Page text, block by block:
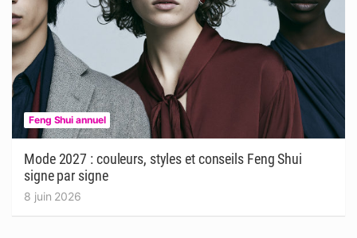
Feng Shui annuel
Mode 2027 : couleurs, styles et conseils Feng Shui
signe par signe
8 juin 2026